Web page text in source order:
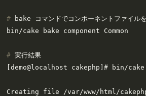
#
bake コマンドでコンポーネントファイル
# 実行結果
[demo@localhost cakephp]# bin/cake
Creating file /var/www/html/